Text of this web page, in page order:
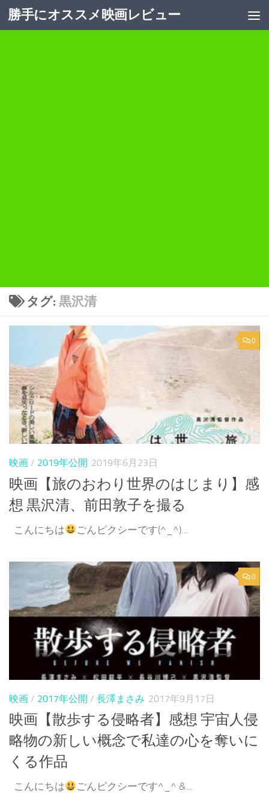
コンテンツへスキップ
勝手にオススメ映画レビュー
タグ: 黒沢清
0
映画 / 2019年公開 2019年6月23日
映画【旅のおわり世界のはじまり】感
想 黒沢清、前田敦子を撮る
こんにちは ごんピクシーです(^_^)...
0
映画 / 2017年公開 / 長澤まさみ 2017年9月17日
映画【散歩する侵略者】感想 宇宙人侵
略物の新しい概念で私達の心を奪いに
くる作品
こんにちは ごんピクシーです^_^ &...